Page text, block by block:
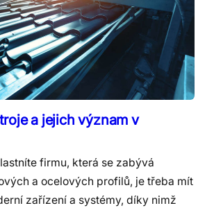
a jejich význam v
firmu, která se zabývá
a ocelových profilů, je třeba mít
zařízení a systémy, díky nimž